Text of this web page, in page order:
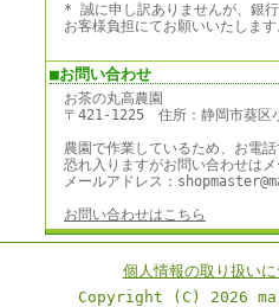
* 誠に申し訳ありませんが、銀
お客様負担にてお願いいたしま
■お問い合わせ
お茶の丸高農園
〒421-1225 住所：静岡市葵区
農園で作業しているため、お電
恐れ入りますがお問い合わせは
メールアドレス：
お問い合わせはこちら
個人情報の取り扱い
Copyright (C) 2026